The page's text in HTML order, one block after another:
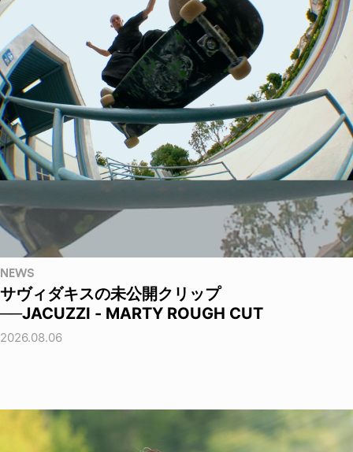
NEWS
サヴィダキスの未公開クリップ
──JACUZZI - MARTY ROUGH CUT
2026.08.06